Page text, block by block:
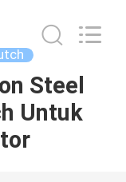
Steel
Untuk